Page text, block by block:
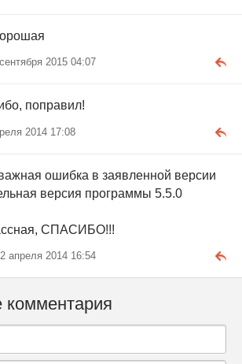
2015 04:07
поправил!
2014 17:08
ошибка в заявленной версии
версия программы 5.5.0
СПАСИБО!!!
апреля 2014 16:54
комментария